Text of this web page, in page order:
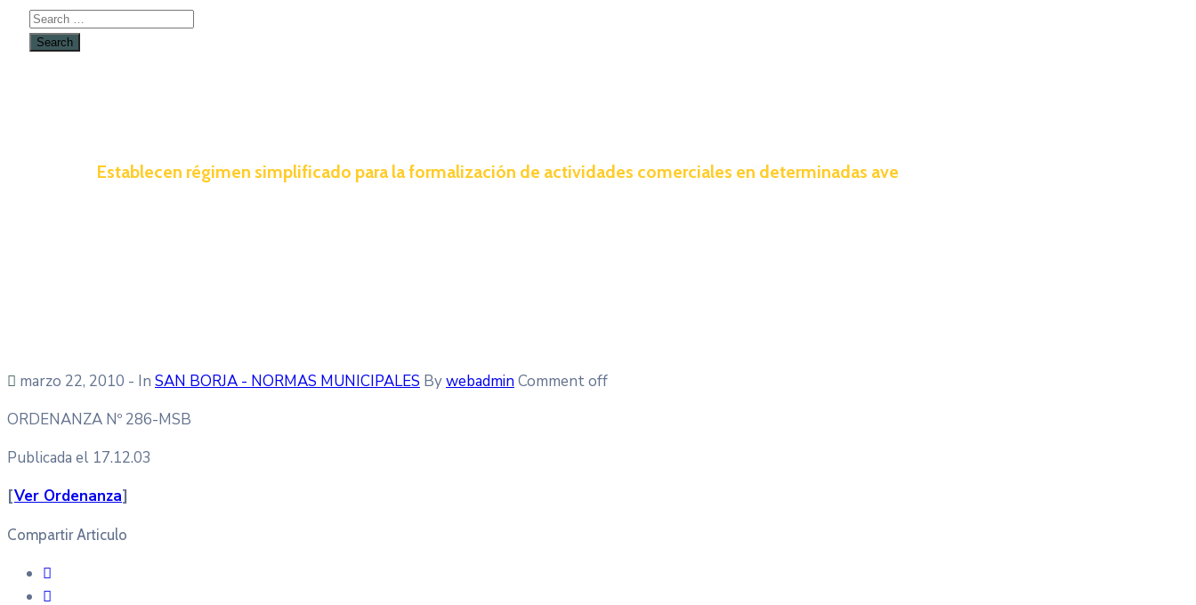
Establecen régimen simplificado para la formalización de actividades comerciales en determinadas ave
marzo 22, 2010 - In SAN BORJA - NORMAS MUNICIPALES BywebadminComment off
ORDENANZA Nº 286-MSB
Publicada el 17.12.03
[Ver Ordenanza]
Compartir Articulo